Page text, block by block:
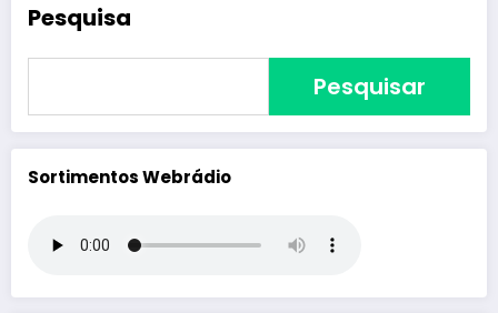
Pesquisa
Pesquisar
Sortimentos Webrádio